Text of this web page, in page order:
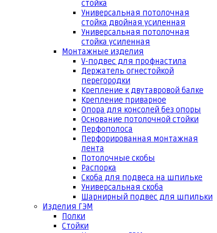
стойка
Универсальная потолочная
стойка двойная усиленная
Универсальная потолочная
стойка усиленная
Монтажные изделия
V-подвес для профнастила
Держатель огнестойкой
перегородки
Крепление к двутавровой балке
Крепление приварное
Опора для консолей без опоры
Основание потолочной стойки
Перфополоса
Перфорированная монтажная
лента
Потолочные скобы
Распорка
Скоба для подвеса на шпильке
Универсальная скоба
Шарнирный подвес для шпильки
Изделия ГЭМ
Полки
Стойки